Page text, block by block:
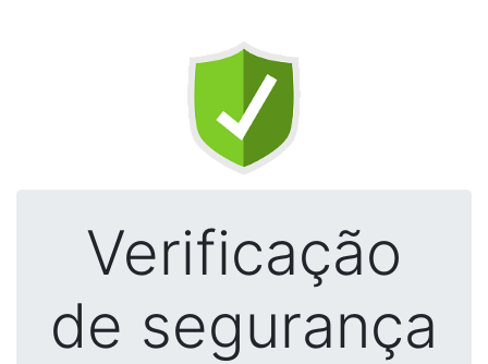
Verificação
de segurança